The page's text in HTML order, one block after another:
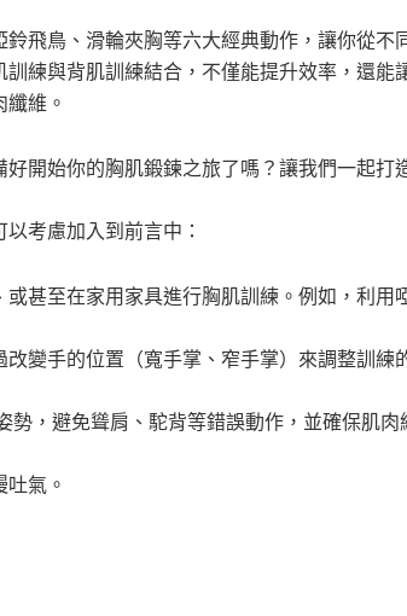
飛鳥、滑輪夾胸等六大經典動作，讓你從不
練與背肌訓練結合，不僅能提升效率，還能
維。
開始你的胸肌鍛鍊之旅了嗎？讓我們一起打
考慮加入到前言中：
甚至在家用家具進行胸肌訓練。例如，利用
變手的位置（寬手掌、窄手掌）來調整訓練
，避免聳肩、駝背等錯誤動作，並確保肌肉
氣。